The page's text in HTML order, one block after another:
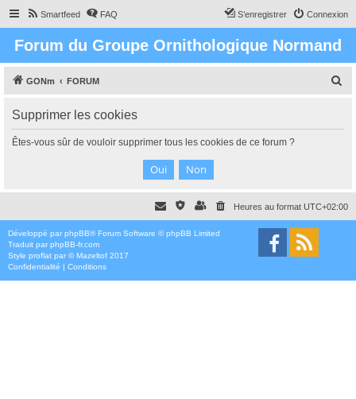
Smartfeed FAQ Connexion
S’enregistrer
Forum du Groupe Ornithologique Normand
GONm FORUM
c
Supprimer les cookies
Êtes-vous sûr de vouloir supprimer tous les cookies de ce forum ?
Heures au format UTC+02:00
Développé par phpBB® Forum Software © phpBB Limited
Traduit par phpBB-fr.com
Style proflat par ©Mazeltof 2017
Confidentialité | Conditions